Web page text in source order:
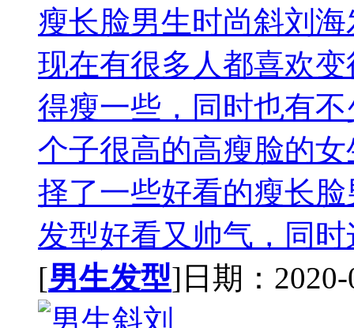
瘦长脸男生时尚斜刘
现在有很多人都喜欢
得瘦一些，同时也有
个子很高的高瘦脸的
择了一些好看的瘦长
发型好看又帅气，同
[男生发型]日期：2020-